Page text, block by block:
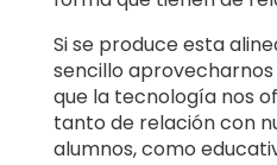
Si se produce esta
sencillo
que la tecnología nos
tanto de relación con
alumnos, como